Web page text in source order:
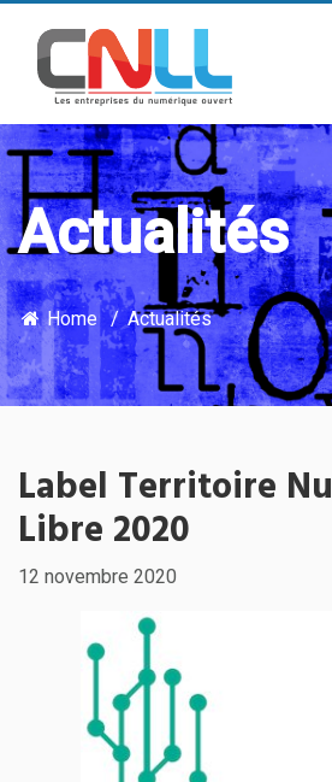
Actualités
Home Actualités
Label Territoire
Libre 2020
12 novembre 2020